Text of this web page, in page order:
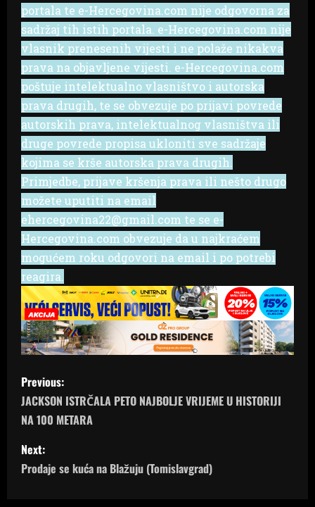
portala te e-Hercegovina.com nije odgovorna za
sadržaj tih istih portala. e-Hercegovina.com nije
vlasnik prenesenih vijesti i ne polaže nikakva
prava na objavljene vijesti. e-Hercegovina.com
poštuje intelektualno vlasništvo i autorska
prava drugih, te se obvezuje po prijavi povrede
autorskih prava, intelektualnog vlasništva ili
druge povrede propisa ukloniti sve sadržaje
kojima se krše autorska prava drugih.
Primjedbe, prijave kršenja prava ili nešto drugo
možete uputiti na email
ehercegovina22@gmail.com te se e-
Hercegovina.com obvezuje da u najkraćem
mogućem roku odgovori na email i po potrebi
reagira.
P
o
s
t
Previous:
JACKSON ISTRČALA PETO NAJBOLJE VRIJEME U HISTORIJI
NA 100 METARA
Next:
Prodaje se kuća na Blažuju (Tomislavgrad)